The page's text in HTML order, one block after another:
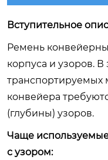
Вступительное
Ремень
корпуса и узоров. В
транспортируемых
конвейера
(глубины) узоров.
Чаще
с узором: